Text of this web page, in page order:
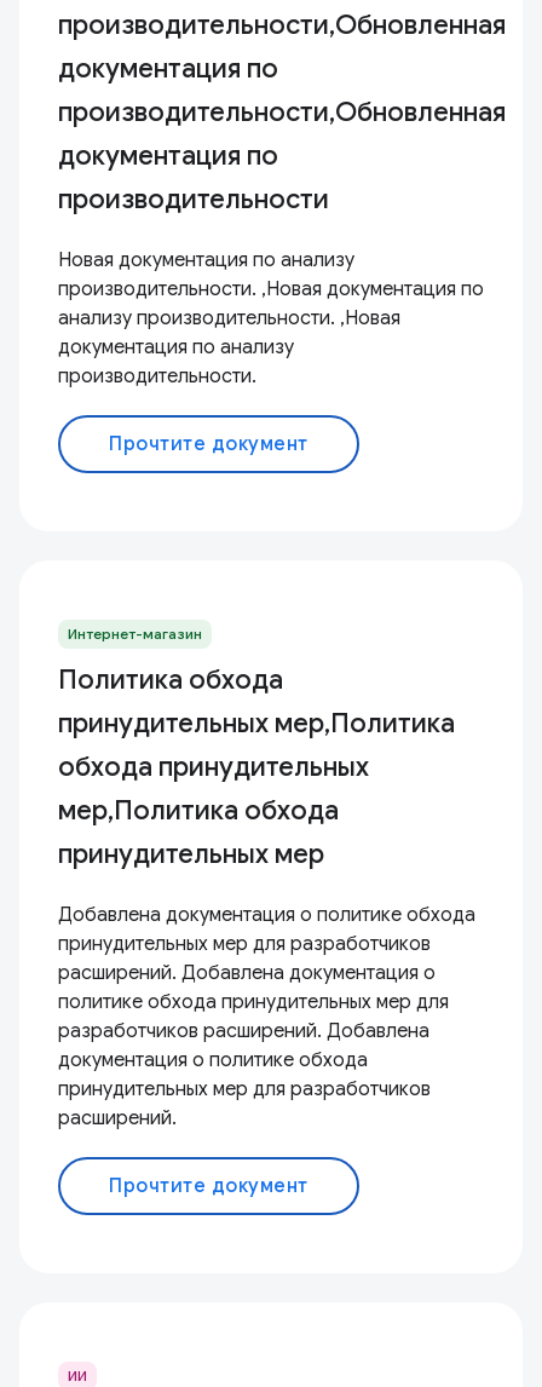
производительности,Обновленная
документация по
производительности,Обновленная
документация по
производительности
Новая документация по анализу
производительности. ,Новая документация по
анализу производительности. ,Новая
документация по анализу
производительности.
Прочтите документ
Интернет-магазин
Политика обхода
принудительных мер,Политика
обхода принудительных
мер,Политика обхода
принудительных мер
Добавлена ​​документация о политике обхода
принудительных мер для разработчиков
расширений. Добавлена ​​документация о
политике обхода принудительных мер для
разработчиков расширений. Добавлена ​​
документация о политике обхода
принудительных мер для разработчиков
расширений.
Прочтите документ
ИИ